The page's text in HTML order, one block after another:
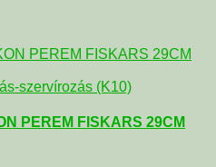
szervírozás (K10)
PEREM FISKARS 29CM